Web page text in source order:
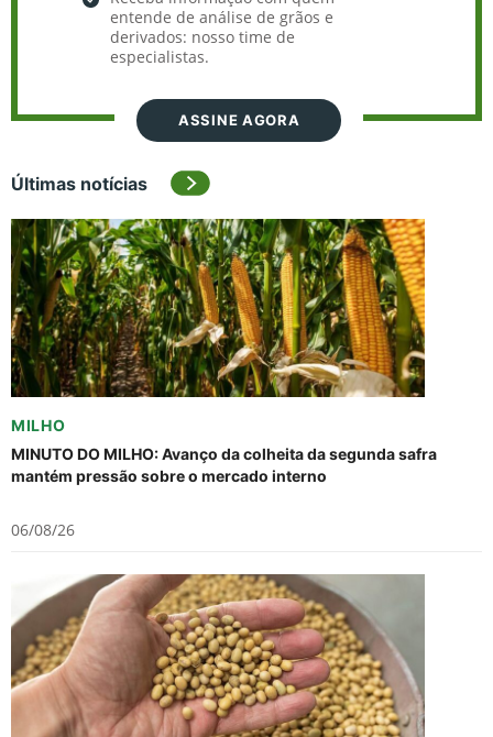
entende de análise de grãos e
derivados: nosso time de
especialistas.
ASSINE AGORA
Últimas notícias
MILHO
MINUTO DO MILHO: Avanço da colheita da segunda safra
mantém pressão sobre o mercado interno
06/08/26